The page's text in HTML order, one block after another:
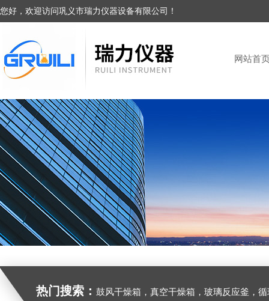
您好，欢迎访问巩义市瑞力仪器设备有限公司！
网站首
热门搜索： 鼓风干燥箱，真空干燥箱，玻璃反应釜，循环水真空泵